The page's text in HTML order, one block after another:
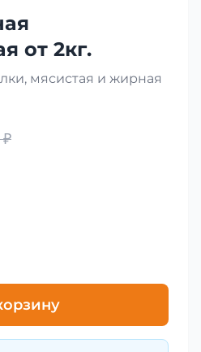
от 2кг.
мясистая и жирная
₽